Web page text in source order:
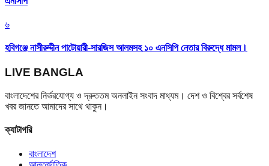
৬
হবিগঞ্জে নাসীরুদ্দীন পাটোয়ারী-সারজিস আলমসহ ১০ এনসিপি নেতার বিরুদ্ধে মামল।
LIVE BANGLA
বাংলাদেশের নির্ভরযোগ্য ও দ্রুততম অনলাইন সংবাদ মাধ্যম। দেশ ও বিশ্বের সর্বশেষ
খবর জানতে আমাদের সাথে থাকুন।
ক্যাটাগরি
বাংলাদেশ